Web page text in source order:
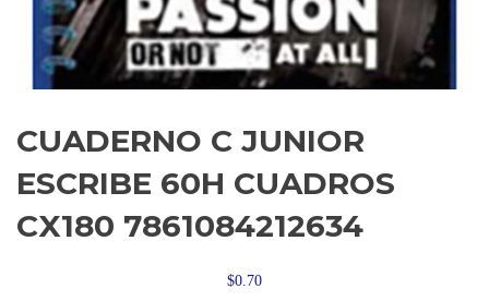
CUADERNO C JUNIOR
ESCRIBE 60H CUADROS
CX180 7861084212634
$0.70